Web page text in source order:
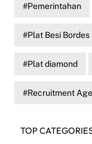
Pemerintahan
Plat Besi Bordes
Plat diamond
Recruitment
TOP